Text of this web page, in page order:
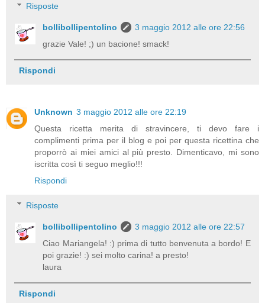
Risposte
bollibollipentolino
3 maggio 2012 alle ore 22:56
grazie Vale! ;) un bacione! smack!
Rispondi
Unknown 3 maggio 2012 alle ore 22:19
Questa ricetta merita di stravincere, ti devo fare i
complimenti prima per il blog e poi per questa ricettina che
proporrò ai miei amici al più presto. Dimenticavo, mi sono
iscritta così ti seguo meglio!!!
Rispondi
Risposte
bollibollipentolino
3 maggio 2012 alle ore 22:57
Ciao Mariangela! :) prima di tutto benvenuta a bordo! E
poi grazie! :) sei molto carina! a presto!
laura
Rispondi